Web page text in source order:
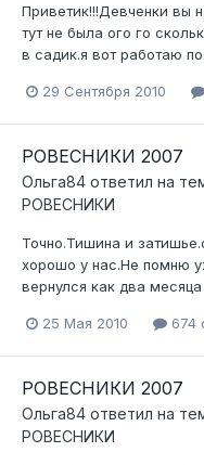
Приветик!!!Девченки вы
тут не была ого го
в садик.я вот работаю
29 Сентября 2010
РОВЕСНИКИ 2007
Ольга84 ответил на
РОВЕСНИКИ
Точно.Тишина и
хорошо у нас.Не помню
вернулся как два
25 Мая 2010 674
РОВЕСНИКИ 2007
Ольга84 ответил на
РОВЕСНИКИ